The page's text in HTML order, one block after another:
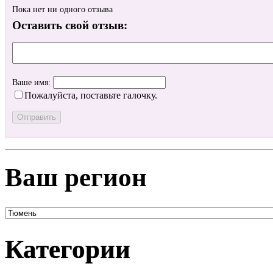
Пока нет ни одного отзыва
Оставить свой отзыв:
Ваше имя:
Пожалуйста, поставьте галочку.
Ваш регион
Категории